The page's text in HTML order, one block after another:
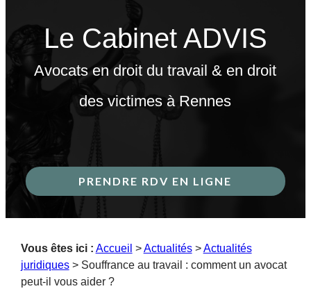
Le Cabinet ADVIS
Avocats en droit du travail & en droit
des victimes à Rennes
PRENDRE RDV EN LIGNE
Vous êtes ici : Accueil >Actualités>Actualités
juridiques> Souffrance au travail : comment un avocat
peut-il vous aider ?